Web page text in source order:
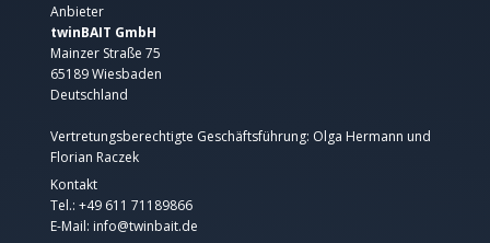
Anbieter
twinBAIT GmbH​
Mainzer Straße 75
65189 Wiesbaden
Deutschland
Vertretungsberechtigte Geschäftsführung: Olga Hermann und
Florian Raczek
Kontakt
Tel.: +49 611 71189866
E-Mail: info@twinbait.de